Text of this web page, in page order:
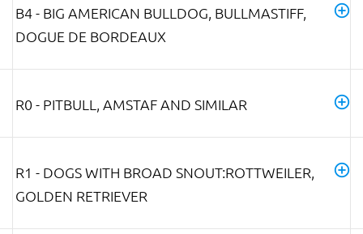
B4 - BIG AMERICAN BULLDOG, BULLMASTIFF,
DOGUE DE BORDEAUX
R0 - PITBULL, AMSTAF AND SIMILAR
R1 - DOGS WITH BROAD SNOUT:ROTTWEILER,
GOLDEN RETRIEVER